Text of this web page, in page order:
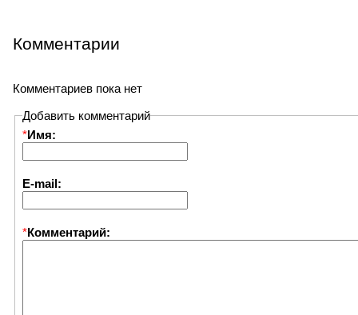
Комментарии
Комментариев пока нет
Добавить комментарий
*Имя:
E-mail:
*Комментарий: